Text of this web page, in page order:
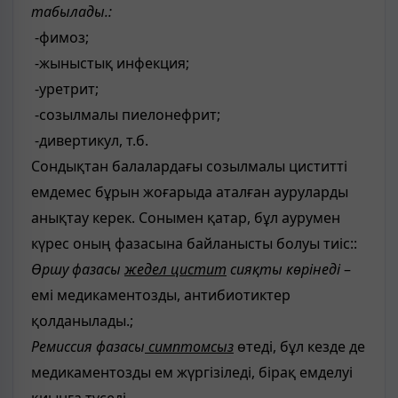
табылады.:
-фимоз;
-жыныстық инфекция;
-уретрит;
-созылмалы пиелонефрит;
-дивертикул, т.б.
Сондықтан балалардағы созылмалы циститті
емдемес бұрын жоғарыда аталған ауруларды
анықтау керек. Сонымен қатар, бұл аурумен
күрес оның фазасына байланысты болуы тиіс::
Өршу фазасы жедел цистит сияқты көрінеді–
емі медикаментозды, антибиотиктер
қолданылады.;
Ремиссия фазасы симптомсыз өтеді, бұл кезде де
медикаментозды ем жүргізіледі, бірақ емделуі